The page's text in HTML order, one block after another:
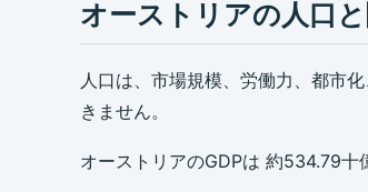
オーストリアの人口
人口は、市場規模、労働力、都市
きません。
オーストリアのGDPは 約534.79